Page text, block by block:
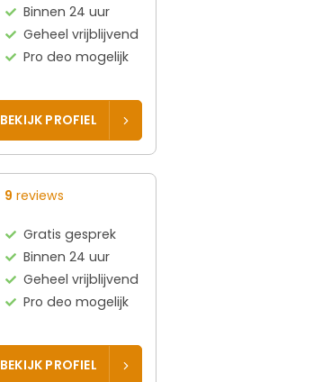
Binnen 24 uur
Geheel vrijblijvend
Pro deo mogelijk
BEKIJK PROFIEL
9 reviews
Gratis gesprek
Binnen 24 uur
Geheel vrijblijvend
Pro deo mogelijk
BEKIJK PROFIEL